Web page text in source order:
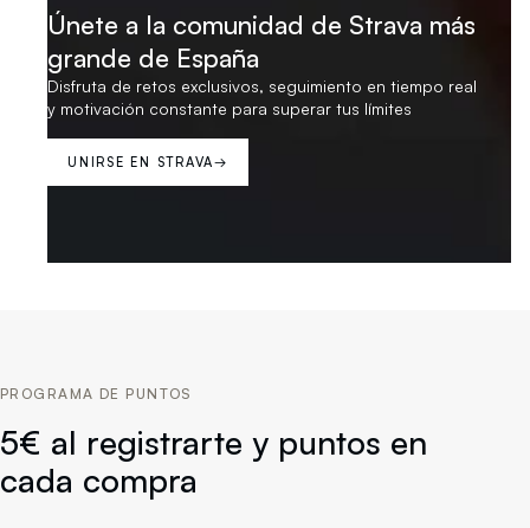
Únete a la comunidad de Strava más
grande de España
Disfruta de retos exclusivos, seguimiento en tiempo real
y motivación constante para superar tus límites
UNIRSE EN STRAVA→
PROGRAMA DE PUNTOS
5€ al registrarte y puntos en
cada compra